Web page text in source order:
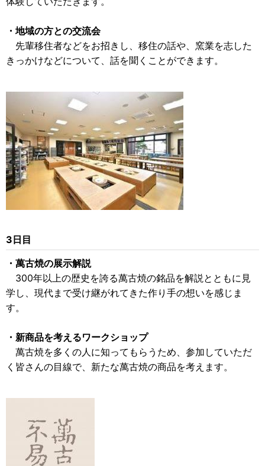
・地域の方との交流会
先輩移住者などをお招きし、移住の話や、窯業を志した
きっかけなどについて、話を聞くことができます。
3日目
・萬古焼の展示解説
300年以上の歴史を誇る萬古焼の銘品を解説とともに見
学し、現代まで受け継がれてきた作り手の想いを感じま
す。
・新商品を考えるワークショップ
萬古焼を多くの人に知ってもらうため、参加していただ
く皆さんの目線で、新たな萬古焼の商品を考えます。